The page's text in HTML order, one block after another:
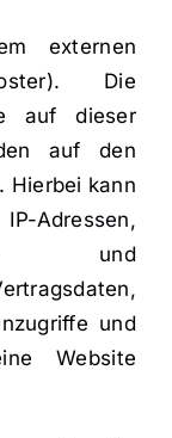
externen
Die
auf dieser
auf den
Hierbei kann
und
und
Website